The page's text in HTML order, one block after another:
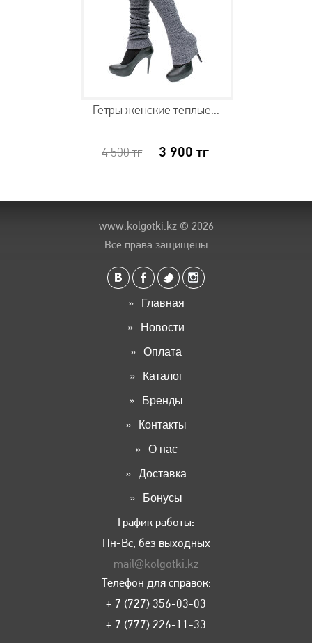
Гетры женские теплые...
4 500тг 3 900 тг
www.kolgotki.kz© 2026
Все права защищены
Главная
Новости
Оплата
Каталог
Бренды
Контакты
О нас
Доставка
Бонусы
График работы:
Пн-Вс, без выходных
mail@kolgotki.kz
Телефон для справок:
+ 7 (727) 356-03-03
+ 7 (777) 226-11-33